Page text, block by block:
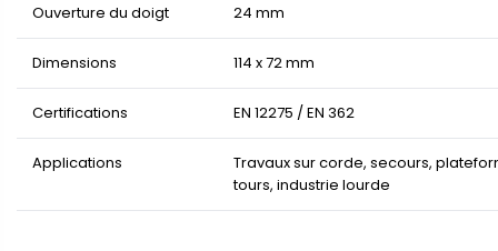
Ouverture du doigt 24 mm
Dimensions 114 x 72 mm
Certifications EN 12275 / EN 362
Applications
Travaux sur corde, secours,
tours, industrie lourde